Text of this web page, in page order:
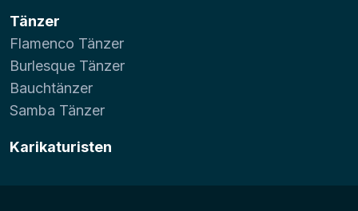
Tänzer
Flamenco Tänzer
Burlesque Tänzer
Bauchtänzer
Samba Tänzer
Karikaturisten